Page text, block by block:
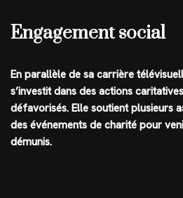
Engagement social
En parallèle de sa carrière
s’investit dans des actions
défavorisés. Elle soutient plusieurs
des événements de charité pour
démunis.